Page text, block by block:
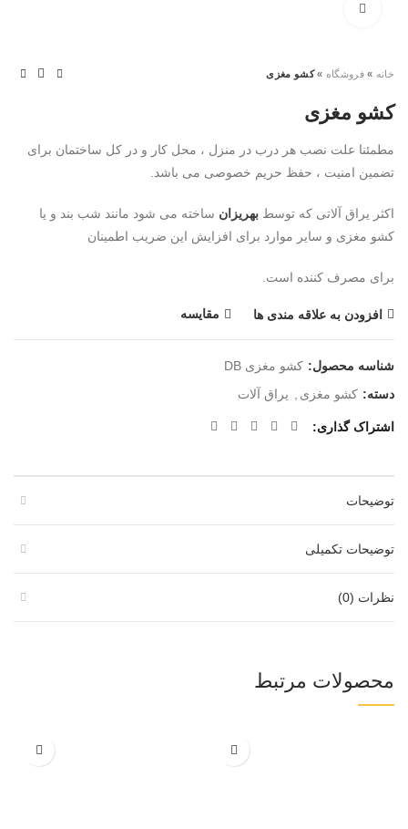
خانه »فروشگاه »کشو مغزی
کشو مغزی
مطمئنا علت نصب هر درب در منزل ، محل کار و در کل ساختمان برای
تضمین امنیت ، حفظ حریم خصوصی می باشد.
اکثر یراق آلاتی که توسط بهریزان ساخته می شود مانند شب بند و یا
کشو مغزی و سایر موارد برای افزایش این ضریب اطمینان
برای مصرف کننده است.
افزودن به علاقه مندی ها مقایسه
شناسه محصول: کشو مغزی DB
دسته: کشو مغزی , یراق آلات
اشتراک گذاری
توضیحات
توضیحات تکمیلی
نظرات (0)
محصولات مرتبط